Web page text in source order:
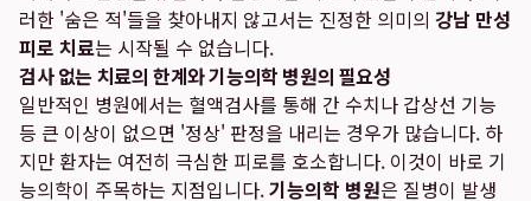
러한 '숨은 적'들을 찾아내지 않고서는 진정한 의미의 강남 만성
피로 치료는 시작될 수 없습니다.
검사 없는 치료의 한계와 기능의학 병원의 필요성
일반적인 병원에서는 혈액검사를 통해 간 수치나 갑상선 기능
등 큰 이상이 없으면 '정상' 판정을 내리는 경우가 많습니다. 하
지만 환자는 여전히 극심한 피로를 호소합니다. 이것이 바로 기
능의학이 주목하는 지점입니다.기능의학 병원은 질병이 발생